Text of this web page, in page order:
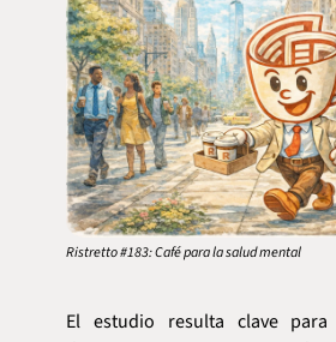
Ristretto #183: Café para la salud mental
El estudio resulta clave para